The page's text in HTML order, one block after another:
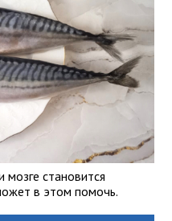
становится
в этом помочь.